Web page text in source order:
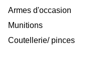
Armes d'occasion
Munitions
Coutellerie/ pinces